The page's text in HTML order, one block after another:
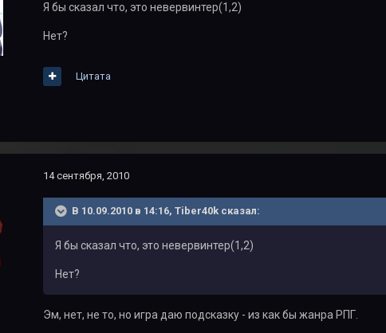
Я бы сказал что, это невервинтер(1,2)
Нет?
Цитата
14 сентября, 2010
В 10.09.2010 в 14:16, Tiber40k сказал:
Я бы сказал что, это невервинтер(1,2)
Нет?
Эм, нет, не то, но игра даю подсказку - из как бы жанра РПГ.